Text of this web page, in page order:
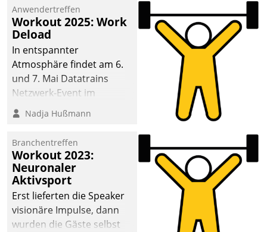
Anwendertreffen
Workout 2025: Work
Deload
In entspannter
Atmosphäre findet am 6.
und 7. Mai Datatrains
Netzwerk-Event im
Kunden- und Partnerkreis
statt. Zentrale Frage: Wie
Mammutprojekte
meistern und Workloads
wuppen – bei zunehmend
anspruchsvollen
Aufgaben und
abnehmendem
Nadja Hußmann
Branchentreffen
Workout 2023:
Neuronaler
Aktivsport
Erst lieferten die Speaker
visionäre Impulse, dann
wurden die Gäste selbst